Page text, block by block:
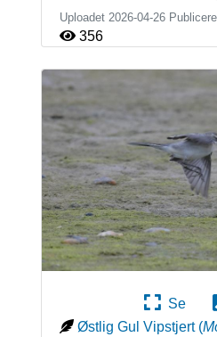
Uploadet 2026-04-26
356
Se
Østlig Gul Vipstjert (